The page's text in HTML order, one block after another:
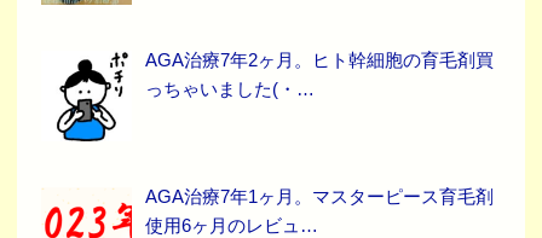
AGA治療7年2ヶ月。ヒト幹細胞の育毛剤買
っちゃいました(・…
AGA治療7年1ヶ月。マスターピース育毛剤
使用6ヶ月のレビュ…